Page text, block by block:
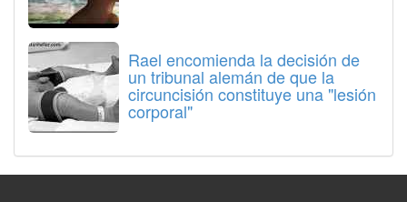
Rael encomienda la decisión de
un tribunal alemán de que la
circuncisión constituye una "lesión
corporal"